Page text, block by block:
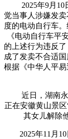
2025年9月10
觉当事人涉嫌发
度的电动自行车
《电动自行车平
的上述行为违反
成了发卖不合适
根据《中华人平
近日，湖南永
正在安徽黄山景
其女儿解除
2025年11月10